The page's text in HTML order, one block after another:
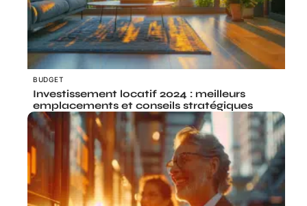
BUDGET
Investissement locatif 2024 : meilleurs
emplacements et conseils stratégiques